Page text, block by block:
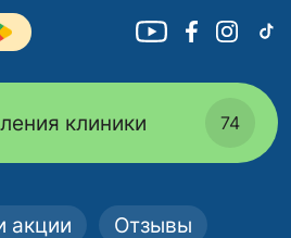
клиники 74
акции Отзывы